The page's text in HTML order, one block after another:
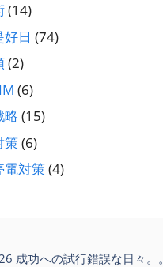
(14)
好日 (74)
(2)
(6)
略 (15)
策 (6)
電対策 (4)
成功への試行錯誤な日々。。